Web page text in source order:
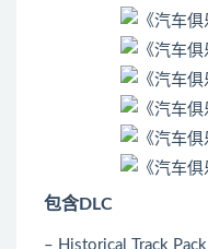
包含DLC
– Historical Track Pack